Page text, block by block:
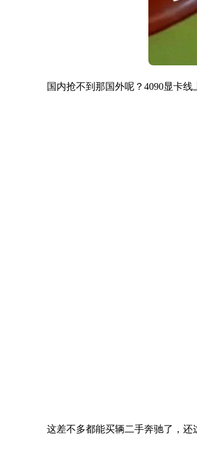
国内抢不到那国外呢？4090显卡